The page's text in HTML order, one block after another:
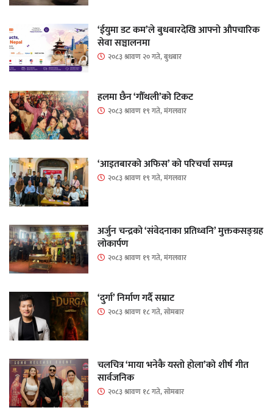
‘ईयुमा डट कम’ले बुधबारदेखि आफ्नो औपचारिक
सेवा सञ्चालनमा
२०८३ श्रावण २० गते, बुधबार
हलमा छैन ‘गौँथली’को टिकट
२०८३ श्रावण १९ गते, मंगलवार
‘आइतबारको अफिस’ को परिचर्चा सम्पन्न
२०८३ श्रावण १९ गते, मंगलवार
अर्जुन चन्द्रको ‘संवेदनाका प्रतिध्वनि’ मुक्तकसङ्ग्रह
लोकार्पण
२०८३ श्रावण १९ गते, मंगलवार
‘दुर्गा’ निर्माण गर्दै सम्राट
२०८३ श्रावण १८ गते, सोमबार
चलचित्र ‘माया भनेकै यस्तो होला’को शीर्ष गीत
सार्वजनिक
२०८३ श्रावण १८ गते, सोमबार